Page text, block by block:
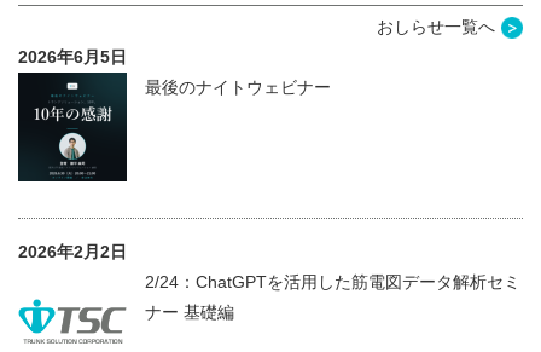
おしらせ一覧へ
2026年6月5日
最後のナイトウェビナー
2026年2月2日
2/24：ChatGPTを活用した筋電図データ解析セミ
ナー 基礎編